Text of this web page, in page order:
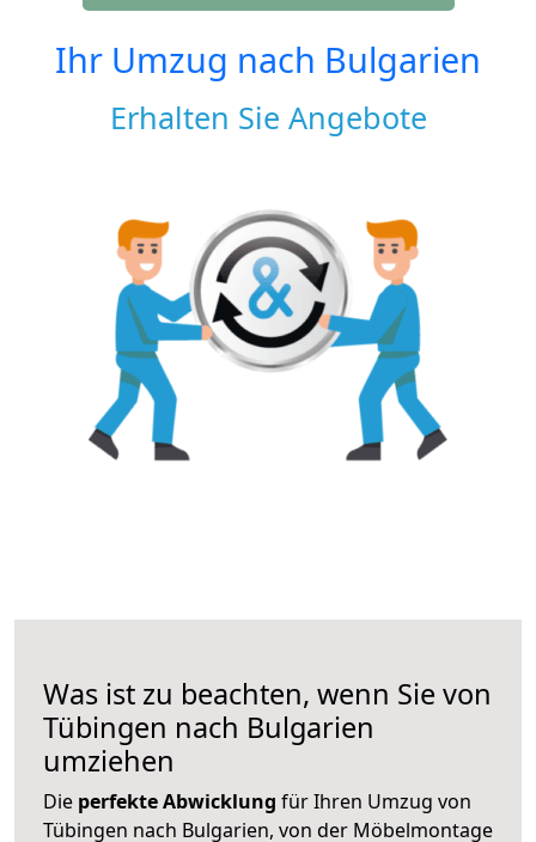
Ihr Umzug nach Bulgarien
Erhalten Sie Angebote
Was ist zu beachten, wenn Sie von
Tübingen nach Bulgarien
umziehen
Die perfekte Abwicklung für Ihren Umzug von
Tübingen nach Bulgarien, von der Möbelmontage